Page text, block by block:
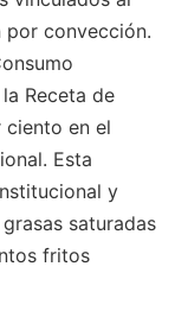
convección.
Receta de
en el
Esta
y
saturadas
fritos